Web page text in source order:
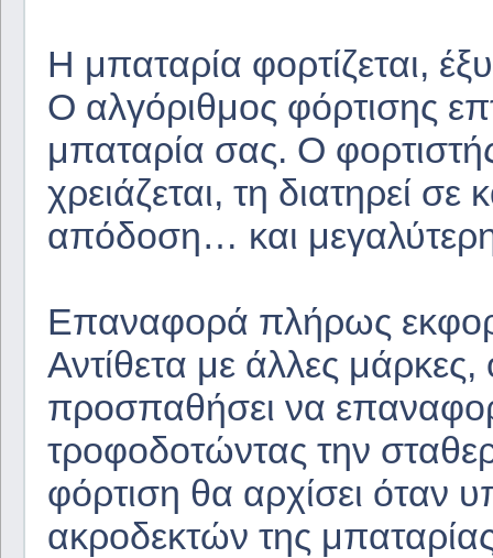
Η μπαταρία φορτίζεται,
Ο αλγόριθμος φόρτισης
μπαταρία σας. Ο
χρειάζεται, τη διατηρεί
απόδοση… και
Επαναφορά πλήρως
Αντίθετα με άλλες
προσπαθήσει να
τροφοδοτώντας την
φόρτιση θα αρχίσει όταν
ακροδεκτών της